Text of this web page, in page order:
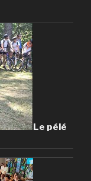
Le pélé